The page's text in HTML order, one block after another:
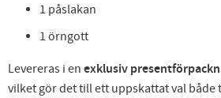
1 påslakan
1 örngott
Levereras i en exklusiv
vilket gör det till ett uppskattat val både